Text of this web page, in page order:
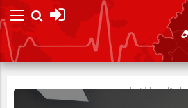
استان»اختصاصی